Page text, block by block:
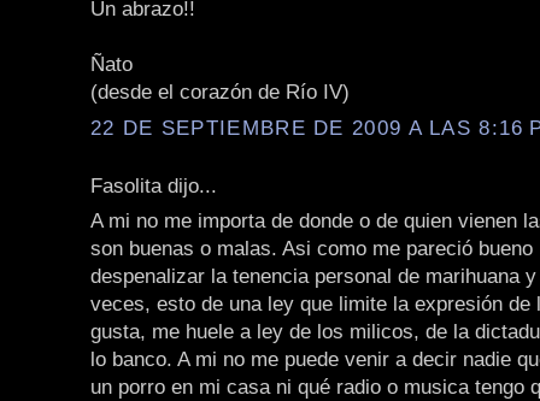
Un abrazo!!
Ñato
(desde el corazón de Río IV)
22 DE SEPTIEMBRE DE 2009 A LAS 8:16
Fasolita dijo...
A mi no me importa de donde o de quien vienen
son buenas o malas. Asi como me pareció bueno
despenalizar la tenencia personal de marihuana
veces, esto de una ley que limite la expresión de
gusta, me huele a ley de los milicos, de la
lo banco. A mi no me puede venir a decir nadie
un porro en mi casa ni qué radio o musica tengo